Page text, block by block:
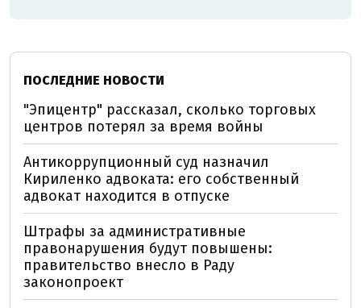
ПОСЛЕДНИЕ НОВОСТИ
"Эпицентр" рассказал, сколько торговых
центров потерял за время войны
Антикоррупционный суд назначил
Кириленко адвоката: его собственный
адвокат находится в отпуске
Штрафы за административные
правонарушения будут повышены:
правительство внесло в Раду
законопроект